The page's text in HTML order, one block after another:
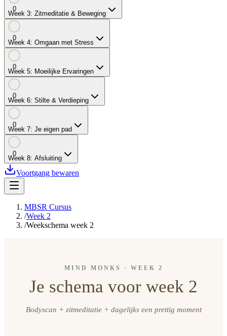
0
Week 3: Zitmeditatie & Beweging
0
Week 4: Omgaan met Stress
0
Week 5: Moeilijke Ervaringen
0
Week 6: Stilte & Verdieping
0
Week 7: Je eigen pad
0
Week 8: Afsluiting
Voortgang bewaren
MBSR Cursus
/Week 2
/Weekschema week 2
MIND MONKS · WEEK 2
Je schema voor week 2
Bodyscan + zitmeditatie + dagelijks een prettig moment